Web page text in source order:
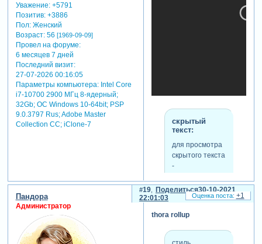
соотношение
любым
сторон).
примечание:
стиль glass
lenses 11
опциональный,
lenses 02, но с
рекомендую
заменить
первый
вариант, т.к. он
слишком
программы,
чтобы,
например,
в hd 1080p60. в
Уважение: +5791
Позитив: +3886
Пол:Женский
Возраст:56 [1969-09-09]
Провел на форуме:
6 месяцев 7 дней
Последний визит:
27-07-2026 00:16:05
Параметры компьютера:Intel Core
i7-10700 2900 МГц 8-ядерный;
32Gb; ОС Windows 10-64bit; PSP
9.0.3797 Rus; Adobe Master
Collection СС; iClone-7
скрытый
текст:
для просмотра
скрытого текста
-
чтобы увидеть
ссылкиили
Поделиться
19
30-10-2021
22:01:03
Пандора
Администратор
thora rollup
+1